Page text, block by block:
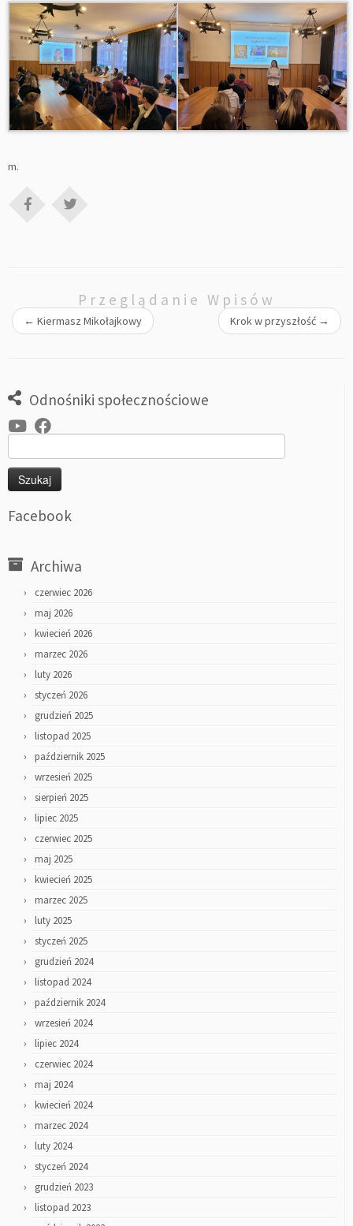
m.
Przeglądanie Wpisów
← Kiermasz Mikołajkowy Krok w przyszłość →
Odnośniki społecznościowe
Facebook
Archiwa
czerwiec 2026
maj 2026
kwiecień 2026
marzec 2026
luty 2026
styczeń 2026
grudzień 2025
listopad 2025
październik 2025
wrzesień 2025
sierpień 2025
lipiec 2025
czerwiec 2025
maj 2025
kwiecień 2025
marzec 2025
luty 2025
styczeń 2025
grudzień 2024
listopad 2024
październik 2024
wrzesień 2024
lipiec 2024
czerwiec 2024
maj 2024
kwiecień 2024
marzec 2024
luty 2024
styczeń 2024
grudzień 2023
listopad 2023